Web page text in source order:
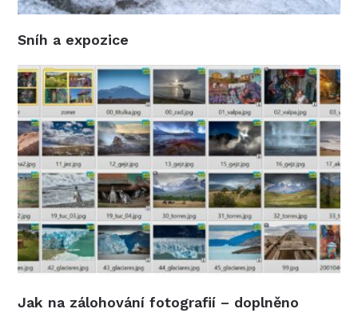
Sníh a expozice
Jak na zálohování fotografií – doplněno